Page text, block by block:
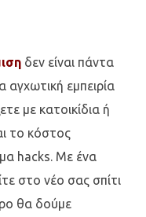
δεν είναι πάντα
αγχωτική εμπειρία
με κατοικίδια ή
το κόστος
hacks. Με ένα
στο νέο σας σπίτι
θα δούμε